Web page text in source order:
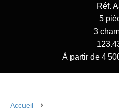
Réf.
5
3
À partir de 4
Accueil